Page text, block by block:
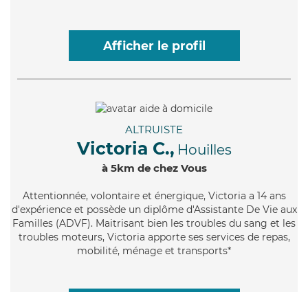
Afficher le profil
ALTRUISTE
Victoria C., Houilles
à 5km de chez Vous
Attentionnée, volontaire et énergique, Victoria a 14 ans
d'expérience et possède un diplôme d'Assistante De Vie aux
Familles (ADVF). Maitrisant bien les troubles du sang et les
troubles moteurs, Victoria apporte ses services de repas,
mobilité, ménage et transports*